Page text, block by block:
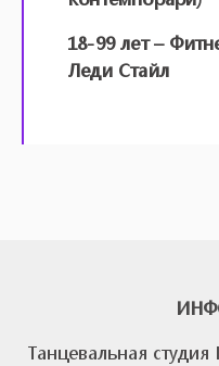
18-99 лет –
Леди Стайл
Танцевальная студия